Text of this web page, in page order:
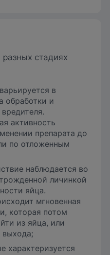
разных стадиях
в
обработки и
активность
препарата до
по отложенным
наблюдается во
личинкой
яйца.
мгновенная
которая потом
из яйца, или
выхода;
характеризуется